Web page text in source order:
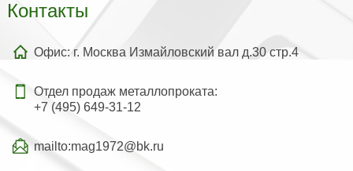
Контакты
Офис: г. Москва Измайловский вал д.30 стр.4
Отдел продаж металлопроката:
+7 (495) 649-31-12
mailto:mag1972@bk.ru